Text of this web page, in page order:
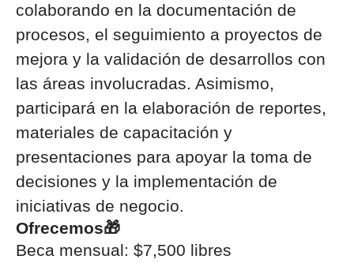
colaborando en la documentación de
procesos, el seguimiento a proyectos de
mejora y la validación de desarrollos con
las áreas involucradas. Asimismo,
participará en la elaboración de reportes,
materiales de capacitación y
presentaciones para apoyar la toma de
decisiones y la implementación de
iniciativas de negocio.
Ofrecemos🎁
Beca mensual: $7,500 libres